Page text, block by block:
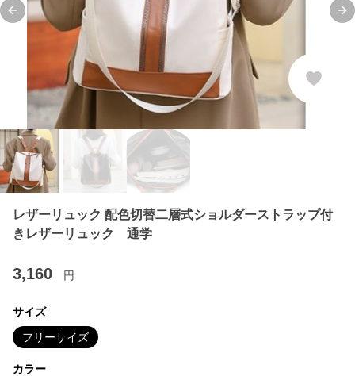
Previous slide
レザーリュック 配色切替二層式ショルダーストラップ付
きレザーリュック 通学
3,160 円
サイズ
フリーサイズ
カラー